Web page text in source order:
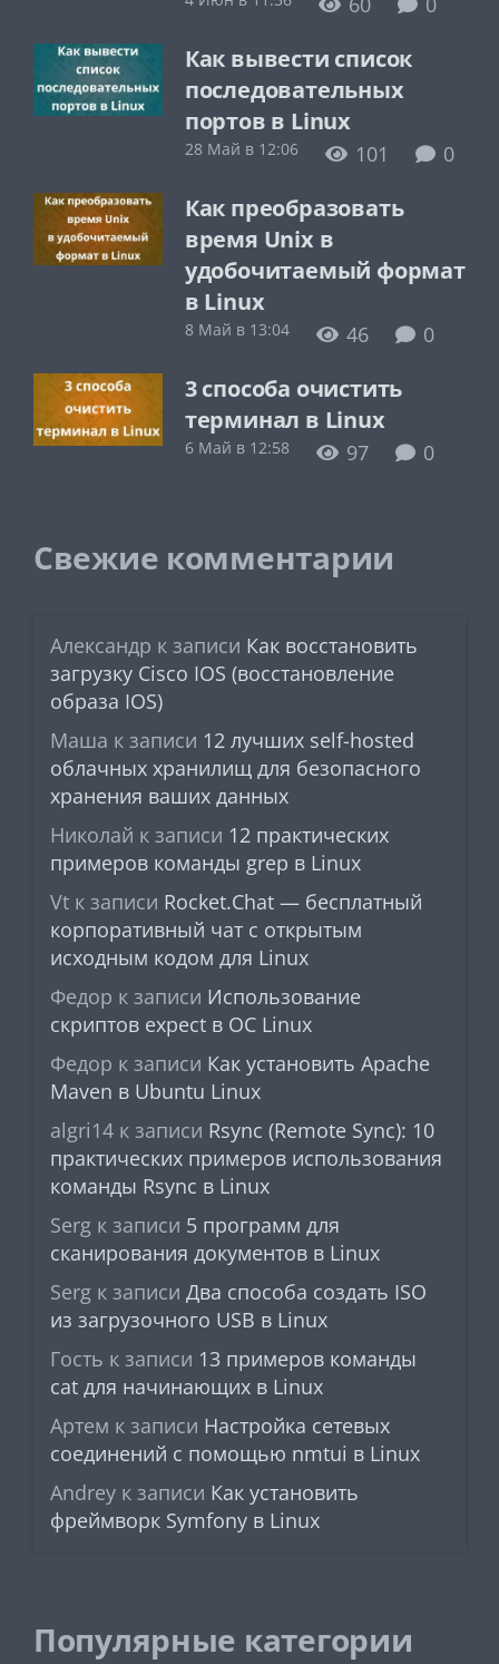
Как вывести список
последовательных
портов в Linux
28 Май в 12:06 101 0
Как преобразовать
время Unix в
удобочитаемый формат
в Linux
8 Май в 13:04 46 0
3 способа очистить
терминал в Linux
6 Май в 12:58 97 0
Свежие комментарии
Александр к записи Как восстановить
загрузку Cisco IOS (восстановление
образа IOS)
Маша к записи 12 лучших self-hosted
облачных хранилищ для безопасного
хранения ваших данных
Николай к записи 12 практических
примеров команды grep в Linux
Vt к записи Rocket.Chat — бесплатный
корпоративный чат с открытым
исходным кодом для Linux
Федор к записи Использование
скриптов expect в ОС Linux
Федор к записи Как установить Apache
Maven в Ubuntu Linux
algri14 к записи Rsync (Remote Sync): 10
практических примеров использования
команды Rsync в Linux
Serg к записи 5 программ для
сканирования документов в Linux
Serg к записи Два способа создать ISO
из загрузочного USB в Linux
Гость к записи 13 примеров команды
cat для начинающих в Linux
Артем к записи Настройка сетевых
соединений с помощью nmtui в Linux
Andrey к записи Как установить
фреймворк Symfony в Linux
Популярные категории